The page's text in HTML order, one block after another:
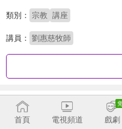
類別： 宗教 講座
講員： 劉惠慈牧師
劇集列表
2026
首頁 電視頻道 戲劇